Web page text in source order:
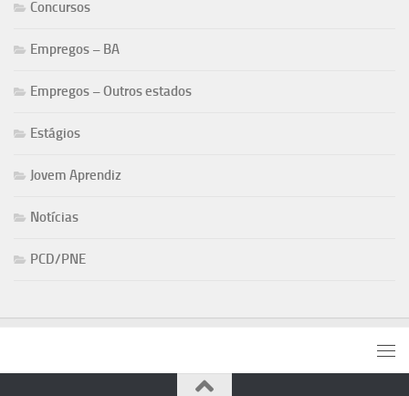
Concursos
Empregos – BA
Empregos – Outros estados
Estágios
Jovem Aprendiz
Notícias
PCD/PNE